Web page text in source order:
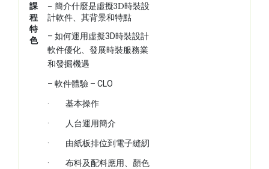
課
程
特
色
– 簡介什麼是虛擬3D時裝設
計軟件、其背景和特點
– 如何運用虛擬3D時裝設計
軟件優化、發展時裝服務業
和發掘機遇
– 軟件體驗 – CLO
· 基本操作
· 人台運用簡介
· 由紙板排位到電子縫紉
· 布料及配料應用、顏色